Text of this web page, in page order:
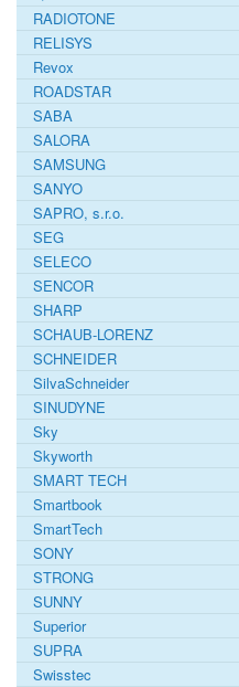
RADIOTONE
RELISYS
Revox
ROADSTAR
SABA
SALORA
SAMSUNG
SANYO
SAPRO, s.r.o.
SEG
SELECO
SENCOR
SHARP
SCHAUB-LORENZ
SCHNEIDER
SilvaSchneider
SINUDYNE
Sky
Skyworth
SMART TECH
Smartbook
SmartTech
SONY
STRONG
SUNNY
Superior
SUPRA
Swisstec